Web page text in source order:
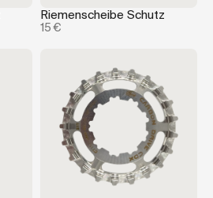
Riemenscheibe Schutz
15 €